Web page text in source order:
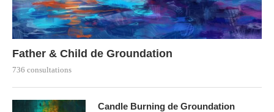
Father & Child de Groundation
736 consultations
Candle Burning de Groundation